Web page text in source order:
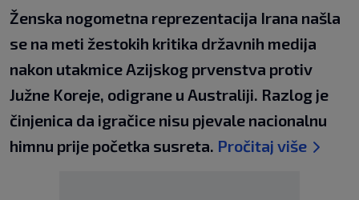
Ženska nogometna reprezentacija Irana našla
se na meti žestokih kritika državnih medija
nakon utakmice Azijskog prvenstva protiv
Južne Koreje, odigrane u Australiji. Razlog je
činjenica da igračice nisu pjevale nacionalnu
himnu prije početka susreta. Pročitaj više